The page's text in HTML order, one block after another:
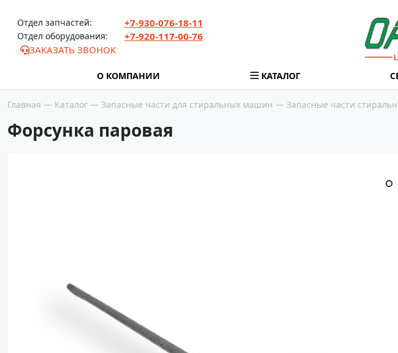
Отдел запчастей: +7-930-076-18-11
Отдел оборудования:
+7-920-117-00-76
ЗАКАЗАТЬ ЗВОНОК
О КОМПАНИИ КАТАЛОГ
Главная — Каталог — Запасные части для стиральных машин — Запасные части
Форсунка паровая